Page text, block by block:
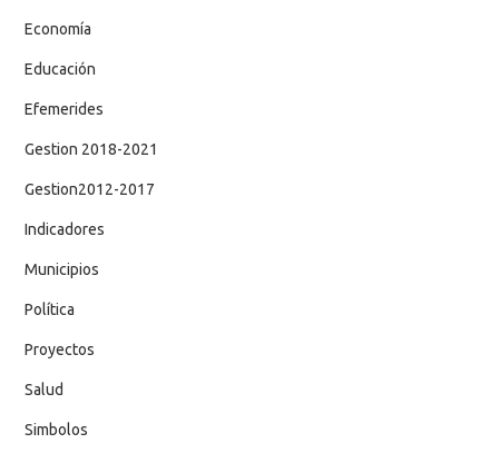
Economía
Educación
Efemerides
Gestion 2018-2021
Gestion2012-2017
Indicadores
Municipios
Política
Proyectos
Salud
Simbolos